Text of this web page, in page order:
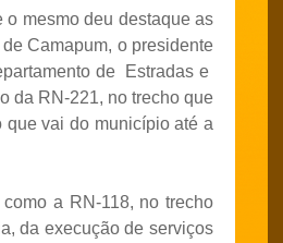
mesmo deu destaque as
Camapum, o presidente
de Estradas e
da RN-221, no trecho que
que vai do município até a
a RN-118, no trecho
da execução de serviços